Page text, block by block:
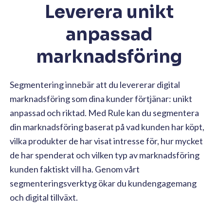
Leverera unikt
anpassad
marknadsföring
Segmentering innebär att du levererar digital
marknadsföring som dina kunder förtjänar: unikt
anpassad och riktad. Med Rule kan du segmentera
din marknadsföring baserat på vad kunden har köpt,
vilka produkter de har visat intresse för, hur mycket
de har spenderat och vilken typ av marknadsföring
kunden faktiskt vill ha. Genom vårt
segmenteringsverktyg ökar du kundengagemang
och digital tillväxt.